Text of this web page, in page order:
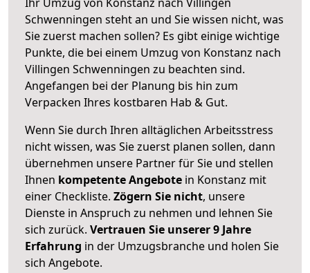
Schwenningen steht an und Sie wissen nicht, was
Sie zuerst machen sollen? Es gibt einige wichtige
Punkte, die bei einem Umzug von Konstanz nach
Villingen Schwenningen zu beachten sind.
Angefangen bei der Planung bis hin zum
Verpacken Ihres kostbaren Hab & Gut.
Wenn Sie durch Ihren alltäglichen Arbeitsstress
nicht wissen, was Sie zuerst planen sollen, dann
übernehmen unsere Partner für Sie und stellen
Ihnen kompetente Angebote in Konstanz mit
einer Checkliste. Zögern Sie nicht, unsere
Dienste in Anspruch zu nehmen und lehnen Sie
sich zurück. Vertrauen Sie unserer 9 Jahre
Erfahrung in der Umzugsbranche und holen Sie
sich Angebote.